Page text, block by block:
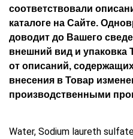
соответствовали
каталоге на Сайте.
доводит до Вашего
внешний вид и упаковка
от описаний,
внесения в Товар
производственными
Water, Sodium laureth